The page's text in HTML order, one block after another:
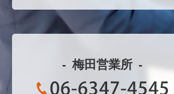
梅田営業所